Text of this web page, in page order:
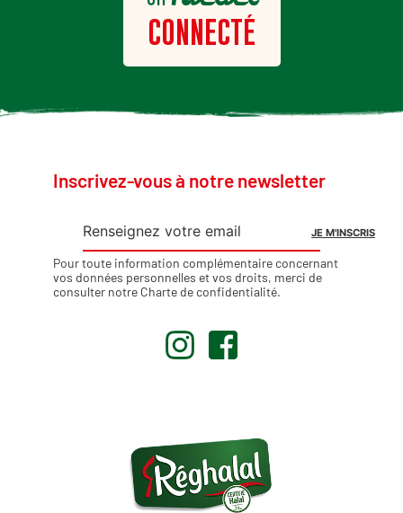
CONNECTÉ
Inscrivez-vous à notre newsletter
Pour toute information complémentaire concernant
vos données personnelles et vos droits, merci de
consulter notre Charte de confidentialité.
. .